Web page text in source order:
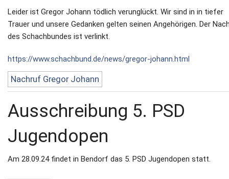
Leider ist Gregor Johann tödlich verunglückt. Wir sind in in tiefer
Trauer und unsere Gedanken gelten seinen Angehörigen. Der
des Schachbundes ist verlinkt.
https://www.schachbund.de/news/gregor-johann.html
Nachruf Gregor Johann
Ausschreibung 5. PSD
Jugendopen
Am 28.09.24 findet in Bendorf das 5. PSD Jugendopen statt.